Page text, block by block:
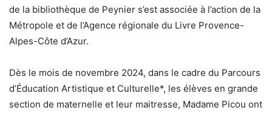
de la bibliothèque de Peynier s’est associée à l’action de la
Métropole et de l’Agence régionale du Livre Provence-
Alpes-Côte d’Azur.
Dès le mois de novembre 2024, dans le cadre du Parcours
d’Éducation Artistique et Culturelle*, les élèves en grande
section de maternelle et leur maitresse, Madame Picou ont